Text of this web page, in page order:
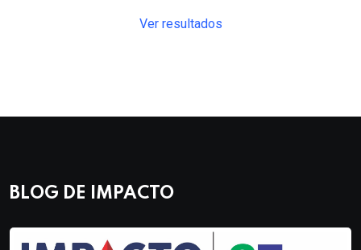
Ver resultados
BLOG DE IMPACTO